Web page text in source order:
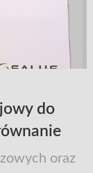
do
oraz